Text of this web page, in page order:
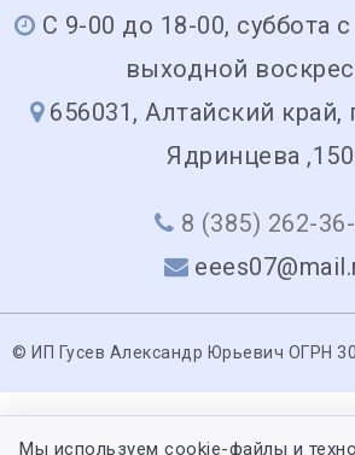
С 9-00 до 18-00, суббота
выходной
656031, Алтайский край,
Ядринцева
8 (385) 262-
© ИП Гусев Александр Юрьевич ОГРН
Мы используем cookie-файлы и